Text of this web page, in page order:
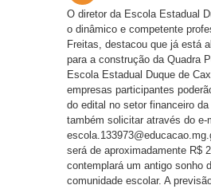
O diretor da Escola Estadual
o dinâmico e competente
Freitas, destacou que já está
para a construção da Quadra
Escola Estadual Duque de
empresas participantes
do edital no setor financeiro
também solicitar através do e-
será de aproximadamente R$
contemplará um antigo sonho
comunidade escolar. A